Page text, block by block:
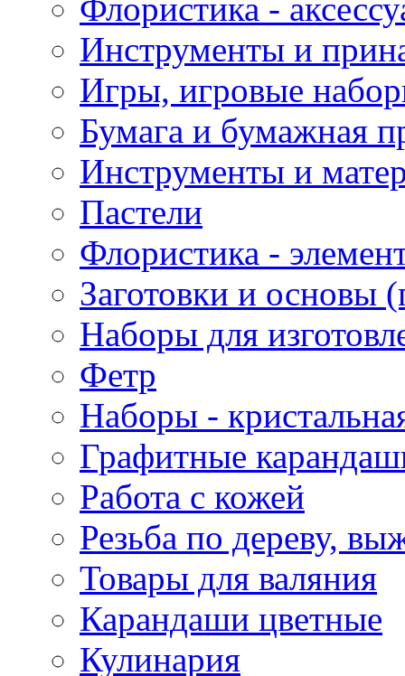
Флористика -
Инструменты и
Игры, игровые
Бумага и бумажная
Инструменты и
Пастели
Флористика -
Заготовки и основы
Наборы для
Фетр
Наборы -
Графитные
Работа с кожей
Резьба по дереву,
Товары для валяния
Карандаши цветные
Кулинария